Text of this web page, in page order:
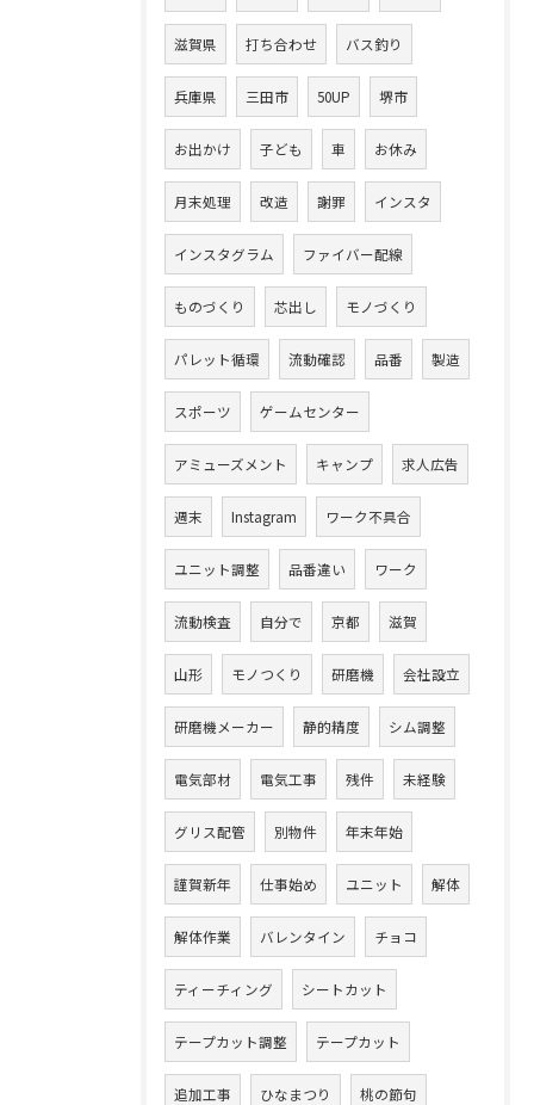
滋賀県 打ち合わせ バス釣り
兵庫県 三田市 50UP 堺市
お出かけ 子ども 車 お休み
月末処理 改造 謝罪 インスタ
インスタグラム ファイバー配線
ものづくり 芯出し モノづくり
パレット循環 流動確認 品番 製造
スポーツ ゲームセンター
アミューズメント キャンプ 求人広告
週末 Instagram ワーク不具合
ユニット調整 品番違い ワーク
流動検査 自分で 京都 滋賀
山形 モノつくり 研磨機 会社設立
研磨機メーカー 静的精度 シム調整
電気部材 電気工事 残件 未経験
グリス配管 別物件 年末年始
謹賀新年 仕事始め ユニット 解体
解体作業 バレンタイン チョコ
ティーチィング シートカット
テープカット調整 テープカット
追加工事 ひなまつり 桃の節句